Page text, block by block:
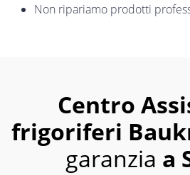
Non ripariamo prodotti
Centro
frigoriferi
garanzia a